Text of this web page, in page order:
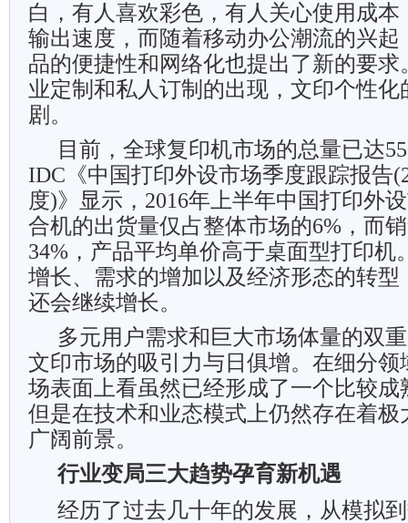
白，有人喜欢彩色，有人关心使用成本
输出速度，而随着移动办公潮流的兴起
品的便捷性和网络化也提出了新的要求
业定制和私人订制的出现，文印个性化
剧。
目前，全球复印机市场的总量已达
IDC《中国打印外设市场季度跟踪报告
度)》显示，2016年上半年中国打印外
合机的出货量仅占整体市场的6%，而
34%，产品平均单价高于桌面型打印机
增长、需求的增加以及经济形态的转型
还会继续增长。
多元用户需求和巨大市场体量的双
文印市场的吸引力与日俱增。在细分领
场表面上看虽然已经形成了一个比较成
但是在技术和业态模式上仍然存在着极
广阔前景。
行业变局三大趋势孕育新机遇
经历了过去几十年的发展，从模拟